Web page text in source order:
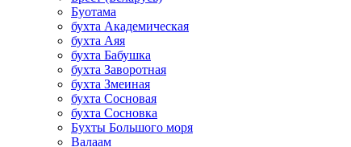
Буотама
бухта Академическая
бухта Аяя
бухта Бабушка
бухта Заворотная
бухта Змеиная
бухта Сосновая
бухта Сосновка
Бухты Большого моря
Валаам